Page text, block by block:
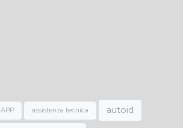
APP assistenza tecnica autoid